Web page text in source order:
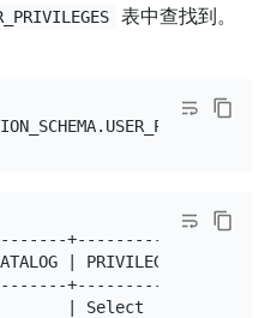
表中查找到。
| PRIVILEGE_TYPE
| Select